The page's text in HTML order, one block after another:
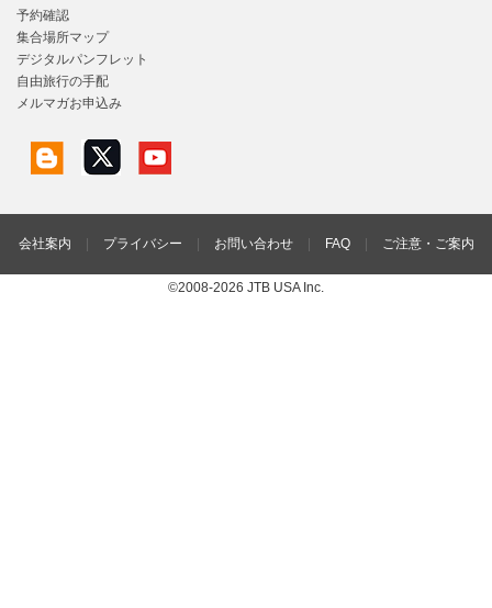
予約確認
集合場所マップ
デジタルパンフレット
自由旅行の手配
メルマガお申込み
会社案内 プライバシー お問い合わせ FAQ ご注意・ご案内
©2008-2026 JTB USA Inc.